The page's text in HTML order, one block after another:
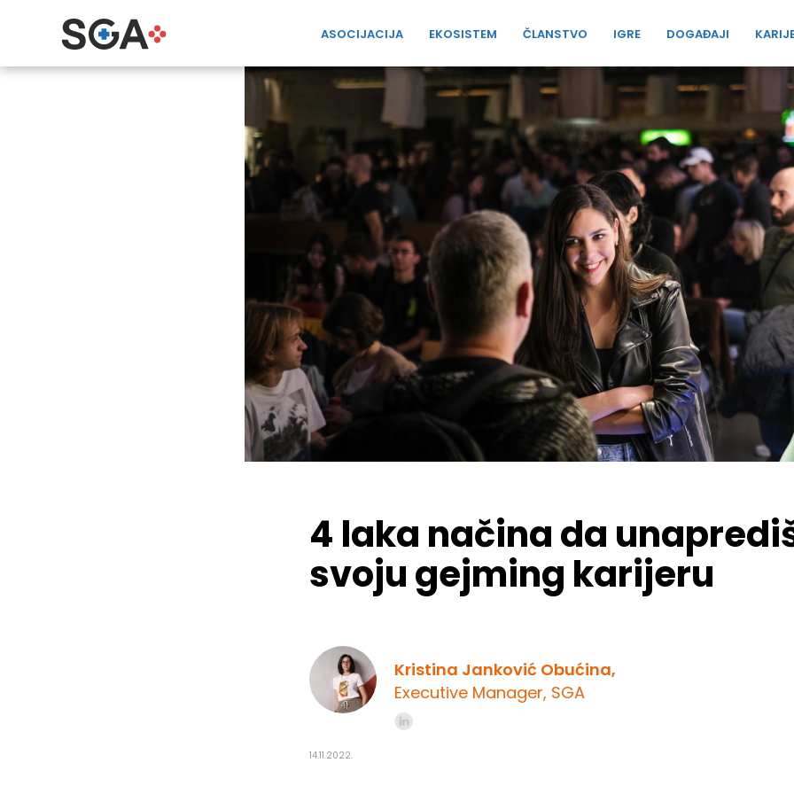
ASOCIJACIJA EKOSISTEM ČLANSTVO IGRE DOGAĐAJI
4 laka načina da
svoju gejming karijeru
Kristina Janković Obućina,
Executive Manager, SGA
14.11.2022.